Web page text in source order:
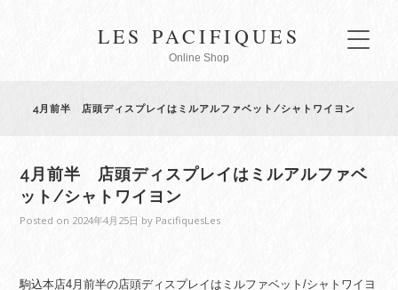
LES PACIFIQUES
Online Shop
4月前半 店頭ディスプレイはミルアルファベット/シャトワイヨン
4月前半 店頭ディスプレイはミルアルファベ
ット/シャトワイヨン
Posted on 2024年4月25日 by PacifiquesLes
駒込本店4月前半の店頭ディスプレイはミルファベット/シャトワイヨ